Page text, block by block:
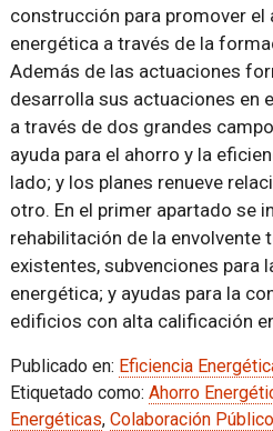
construcción para promover el
energética a través de la
Además de las actuaciones
desarrolla sus actuaciones en
a través de dos grandes
ayuda para el ahorro y la
lado; y los planes renueve
otro. En el primer apartado se
rehabilitación de la envolvente
existentes, subvenciones para
energética; y ayudas para la
edificios con alta calificación
Publicado en: Eficiencia
Etiquetado como: Ahorro
Energéticas, Colaboración